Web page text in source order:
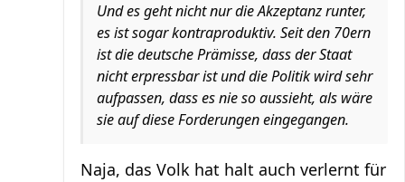
Und es geht nicht nur die Akzeptanz runter,
es ist sogar kontraproduktiv. Seit den 70ern
ist die deutsche Prämisse, dass der Staat
nicht erpressbar ist und die Politik wird sehr
aufpassen, dass es nie so aussieht, als wäre
sie auf diese Forderungen eingegangen.
Naja, das Volk hat halt auch verlernt für